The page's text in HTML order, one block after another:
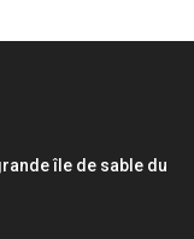
île de sable du